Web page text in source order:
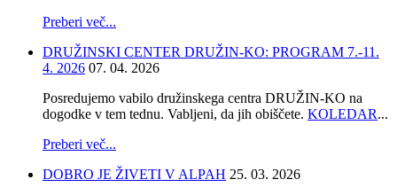
Preberi več...
DRUŽINSKI CENTER DRUŽIN-KO: PROGRAM 7.-11.
4. 2026 07. 04. 2026
Posredujemo vabilo družinskega centra DRUŽIN-KO na
dogodke v tem tednu. Vabljeni, da jih obiščete. KOLEDAR...
Preberi več...
DOBRO JE ŽIVETI V ALPAH 25. 03. 2026